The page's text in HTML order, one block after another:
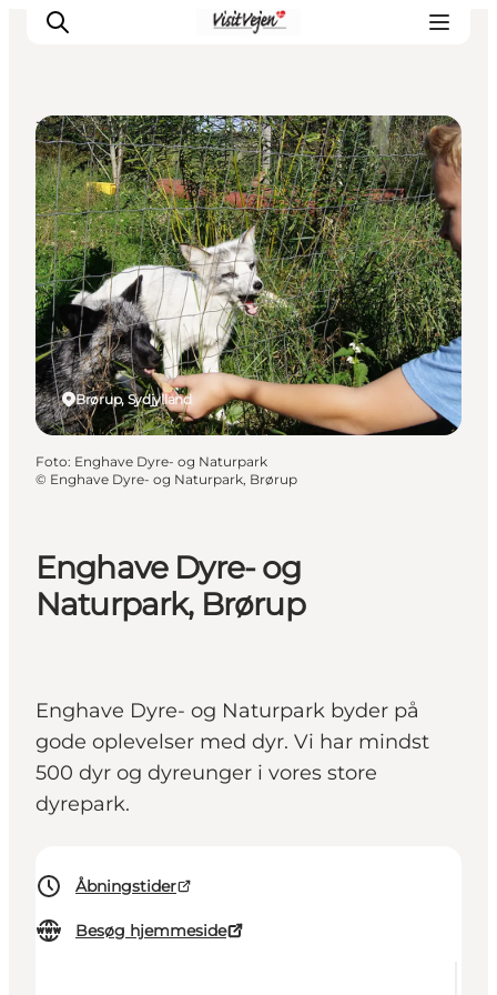
Spise
Sove
Natur
Se og oplev
Byer
Events
Udforsk
Enghave Dyre- og
Naturpark, Brørup
Enghave Dyre- og Naturpark byder på
gode oplevelser med dyr. Vi har mindst
500 dyr og dyreunger i vores store
dyrepark.
Åbningstider
Besøg hjemmeside
Brørup, Sydjylland
Zoo og dyreparker
Foto: Enghave Dyre- og Naturpark
© Enghave Dyre- og Naturpark, Brørup